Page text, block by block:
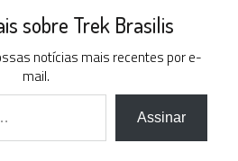
sobre Trek Brasilis
notícias mais recentes por e-
mail.
Assinar